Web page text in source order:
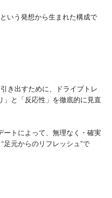
いう発想から生まれた構成で
き出すために、ドライブトレ
」と「反応性」を徹底的に見直
ートによって、無理なく・確実
足元からのリフレッシュ”で